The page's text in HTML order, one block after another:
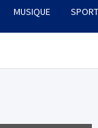
MUSIQUE SPORT